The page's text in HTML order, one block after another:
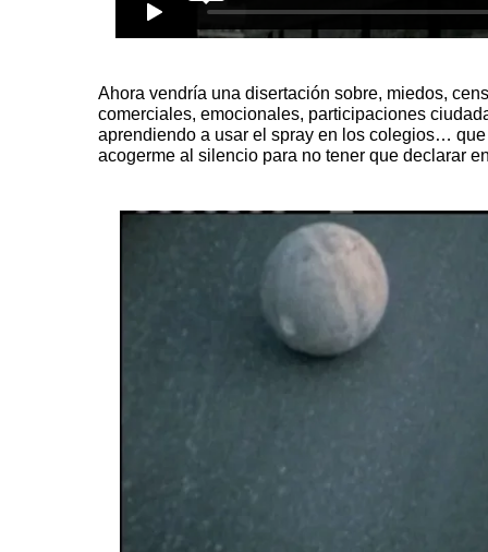
Ahora vendría una disertación sobre, miedos,
comerciales, emocionales, participaciones
aprendiendo a usar el spray en los colegios…
acogerme al silencio para no tener que declarar